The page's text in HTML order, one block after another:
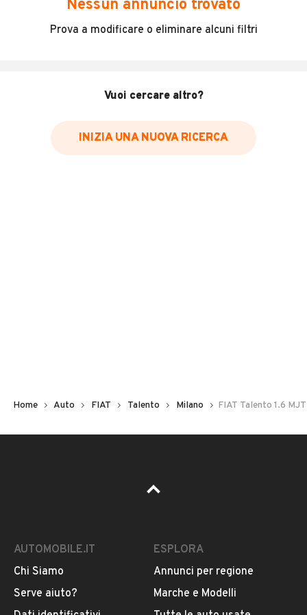
Incidenti in cui è stato coinvolto il veicolo
Data e luogo delle revisioni effettuate
Inserisci il numero di targa per verificare la disponibilità
Pubblicità
Nessun annuncio trovato
Prova a modificare o eliminare alcuni filtri
Vuoi cercare altro?
INIZIA UNA NUOVA RICERCA
Home Auto FIAT Talento Milano FIAT Talento 1.6
AUTOMOBILE.IT
Chi Siamo
Serve aiuto?
ESPLORA
Annunci per regione
Marche e Modelli